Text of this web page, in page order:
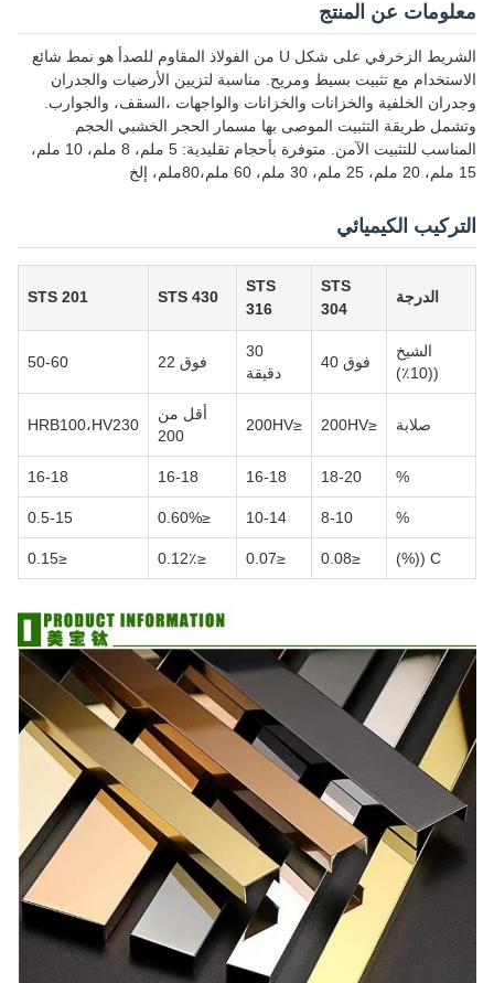
معلومات عن المنتج
الشريط الزخرفي على شكل U من الفولاذ المقاوم للصدأ هو نمط شائع
الاستخدام مع تثبيت بسيط ومريح. مناسبة لتزيين الأرضيات والجدران
وجدران الخلفية والخزانات والخزانات والواجهات ،السقف، والجوارب.
وتشمل طريقة التثبيت الموصى بها مسمار الحجر الخشبي الحجم
المناسب للتثبيت الآمن. متوفرة بأحجام تقليدية: 5 ملم، 8 ملم، 10 ملم،
15 ملم، 20 ملم، 25 ملم، 30 ملم، 60 ملم،80ملم، إلخ
التركيب الكيميائي
الدرجة
STS
304
STS
316
STS 430
STS 201
الشيخ
((10٪)
فوق 40
30
دقيقة
فوق 22 50-60
صلابة ≤200HV
≤200HV
أقل من
200
HRB100،HV230
%
18-20
16-18
16-18
16-18
%
8-10
10-14
≤0.60%
0.5-15
C ((%)
≤0.08
≤0.07 ≤0.12٪ ≤0.15